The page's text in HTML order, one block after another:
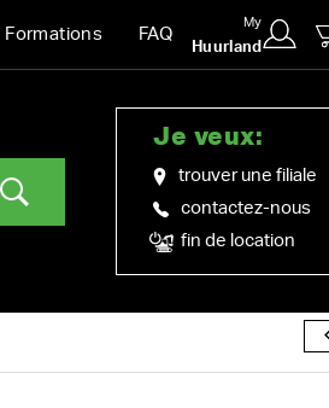
Formations FAQ
My
Huurland
Je veux:
trouver une filiale
contactez-nous
fin de location